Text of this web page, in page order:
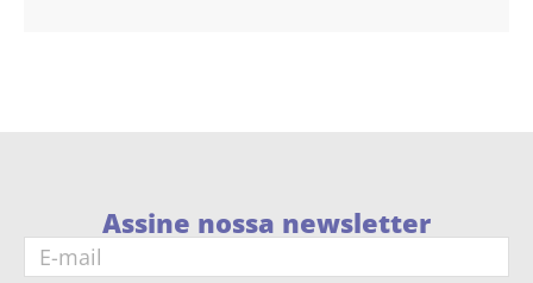
Assine nossa newsletter